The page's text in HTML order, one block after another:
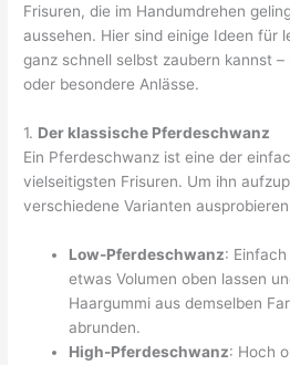
Frisuren, die im Handumdrehen
aussehen. Hier sind einige Ideen für
ganz schnell selbst zaubern kannst
oder besondere Anlässe.
1. Der klassische Pferdeschwanz
Ein Pferdeschwanz ist eine der
vielseitigsten Frisuren. Um ihn
verschiedene Varianten
Low-Pferdeschwanz:
etwas Volumen oben lassen
Haargummi aus demselben
abrunden.
High-Pferdeschwanz: Hoch